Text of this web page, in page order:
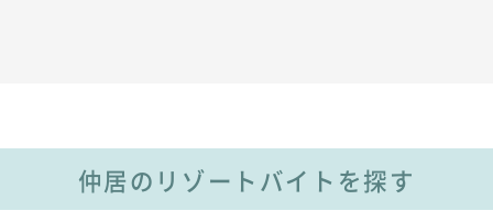
仲居のリゾートバイトを探す